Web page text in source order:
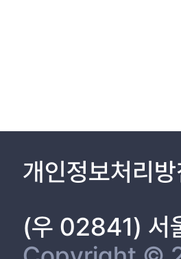
개인정보처리방
(우 02841) 서